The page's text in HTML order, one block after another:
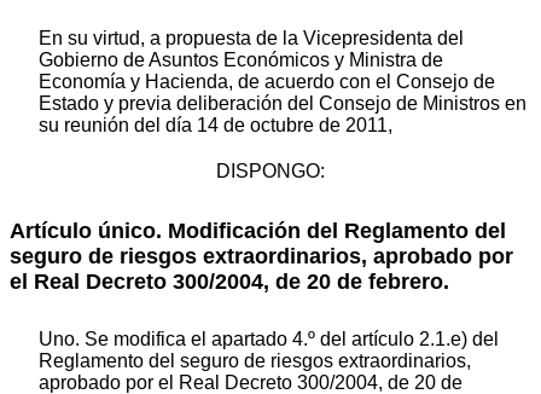
En su virtud, a propuesta de la Vicepresidenta del
Gobierno de Asuntos Económicos y Ministra de
Economía y Hacienda, de acuerdo con el Consejo de
Estado y previa deliberación del Consejo de Ministros en
su reunión del día 14 de octubre de 2011,
DISPONGO:
Artículo único. Modificación del Reglamento del
seguro de riesgos extraordinarios, aprobado por
el Real Decreto 300/2004, de 20 de febrero.
Uno. Se modifica el apartado 4.º del artículo 2.1.e) del
Reglamento del seguro de riesgos extraordinarios,
aprobado por el Real Decreto 300/2004, de 20 de